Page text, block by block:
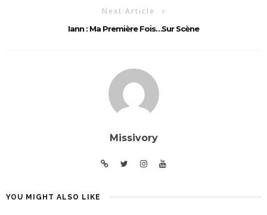
Next Article
Iann : Ma Première Fois…sur Scène
Missivory
YOU MIGHT ALSO LIKE